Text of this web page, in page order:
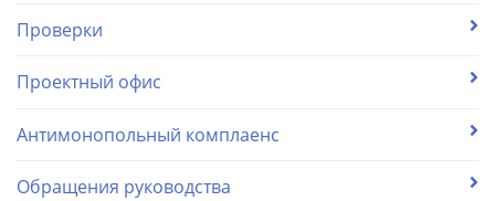
Проверки
Проектный офис
Антимонопольный комплаенс
Обращения руководства